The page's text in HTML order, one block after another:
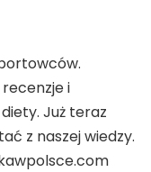
i
Już teraz
z naszej wiedzy.